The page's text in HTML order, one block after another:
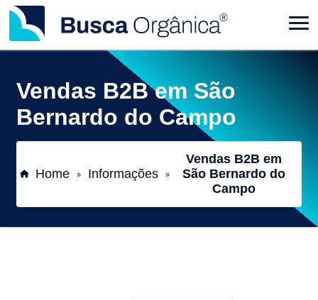
Vendas B2B em São
Bernardo do Campo
Home » Informações »
Vendas B2B em
São Bernardo do
Campo